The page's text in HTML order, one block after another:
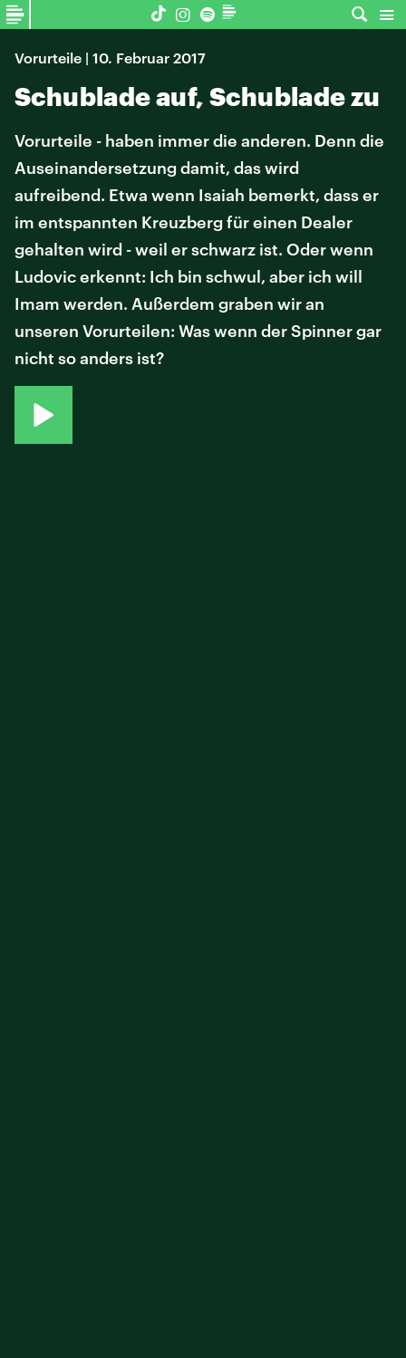
Vorurteile | 10. Februar 2017
Schublade auf, Schublade zu
Vorurteile - haben immer die anderen. Denn die
Auseinandersetzung damit, das wird
aufreibend. Etwa wenn Isaiah bemerkt, dass er
im entspannten Kreuzberg für einen Dealer
gehalten wird - weil er schwarz ist. Oder wenn
Ludovic erkennt: Ich bin schwul, aber ich will
Imam werden. Außerdem graben wir an
unseren Vorurteilen: Was wenn der Spinner gar
nicht so anders ist?